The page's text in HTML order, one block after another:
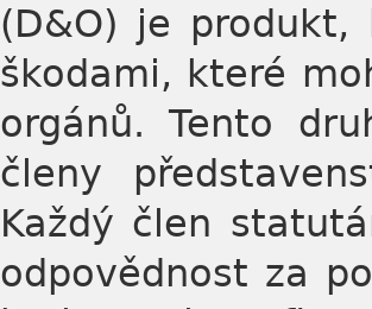
(D&O) je
škodami, které
orgánů. Tento
členy
Každý člen
odpovědnost za